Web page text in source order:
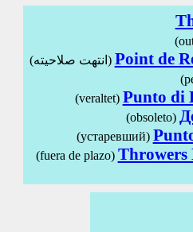
(انتهت صلاحيته) Point de
(veraltet) Punto di
(obsoleto)
(устаревший)
(fuera de plazo)